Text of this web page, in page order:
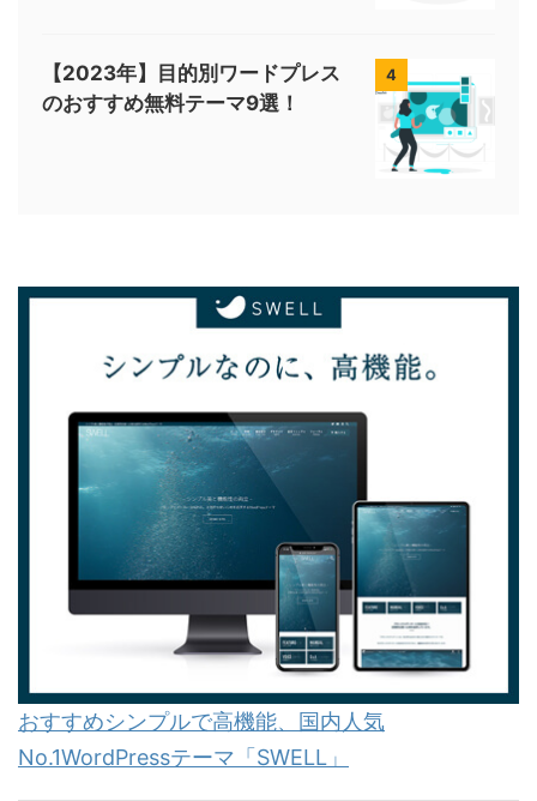
4
【2023年】目的別ワードプレス
のおすすめ無料テーマ9選！
おすすめシンプルで高機能、国内人気
No.1WordPressテーマ「SWELL」